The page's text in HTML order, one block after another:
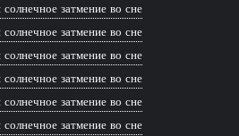
затмение во сне
затмение во сне
затмение во сне
затмение во сне
затмение во сне
затмение во сне